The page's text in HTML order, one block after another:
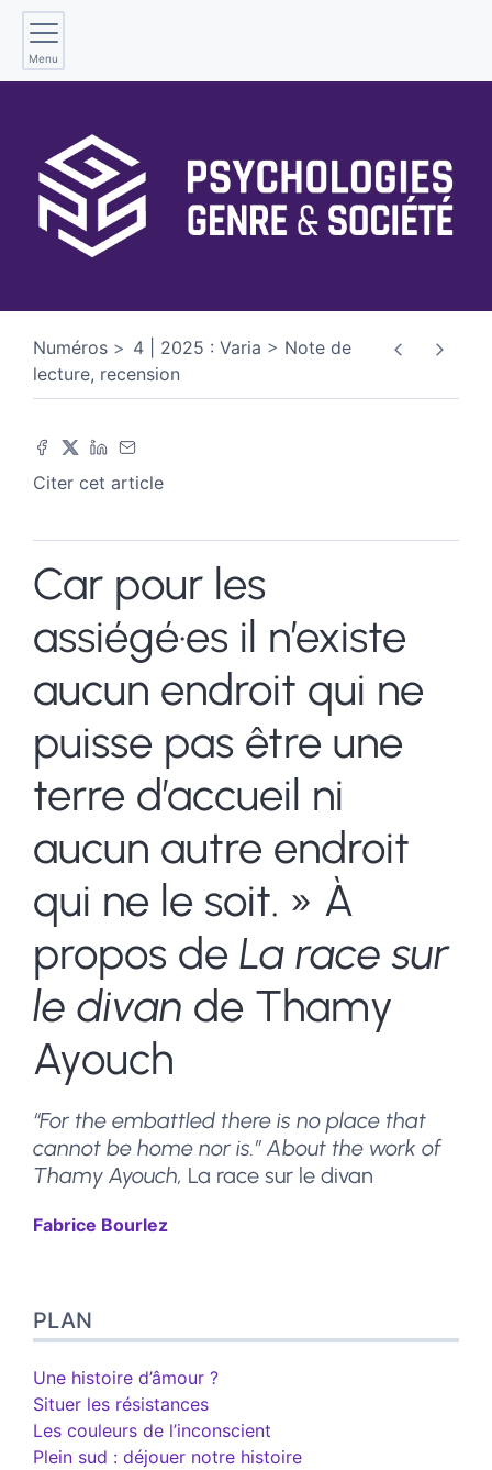
Menu
Numéros 4 | 2025 : Varia
Note de
lecture, recension
Citer cet article
Car pour les
assiégé·es il n’existe
aucun endroit qui ne
puisse pas être une
terre d’accueil ni
aucun autre endroit
qui ne le soit. » À
propos de La race sur
le divan de Thamy
Ayouch
“For the embattled there is no place that
cannot be home nor is.” About the work of
Thamy Ayouch, La race sur le divan
Fabrice Bourlez
Texte
Bibliographie
Notes
Document annexe
Citer cet article
Auteur·ice
PLAN
Une histoire d’âmour ?
Situer les résistances
Les couleurs de l’inconscient
Plein sud : déjouer notre histoire